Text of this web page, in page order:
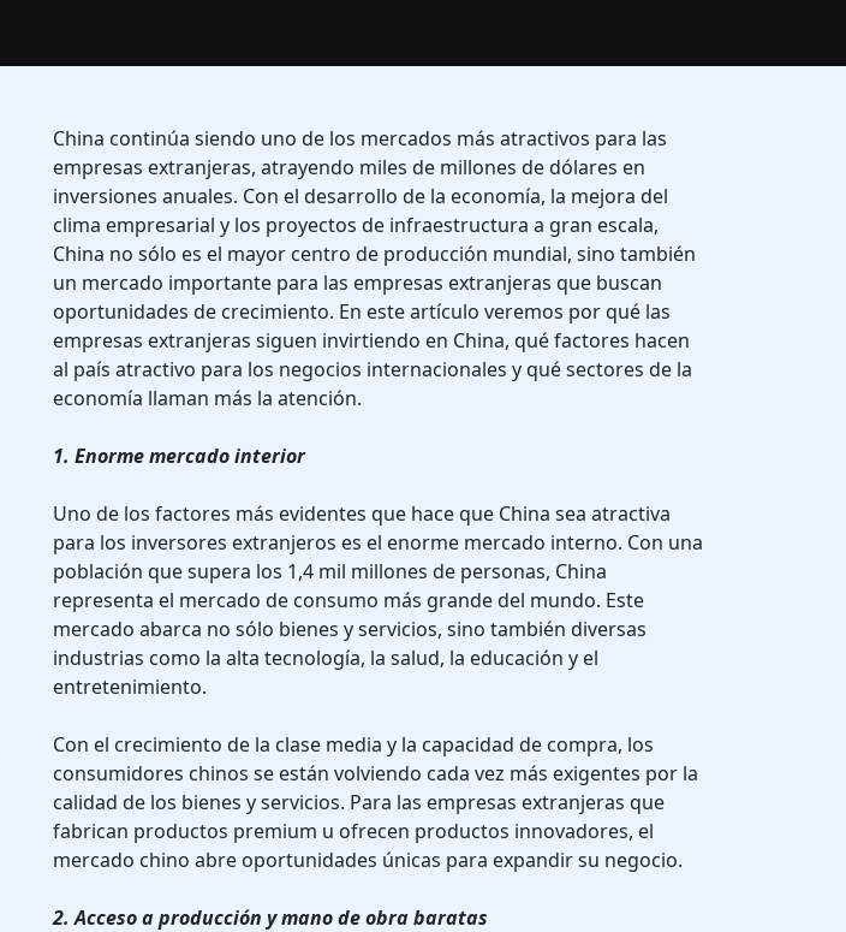
China continúa siendo uno de los mercados más atractivos para las
empresas extranjeras, atrayendo miles de millones de dólares en
inversiones anuales. Con el desarrollo de la economía, la mejora del
clima empresarial y los proyectos de infraestructura a gran escala,
China no sólo es el mayor centro de producción mundial, sino también
un mercado importante para las empresas extranjeras que buscan
oportunidades de crecimiento. En este artículo veremos por qué las
empresas extranjeras siguen invirtiendo en China, qué factores hacen
al país atractivo para los negocios internacionales y qué sectores de la
economía llaman más la atención.
1. Enorme mercado interior
Uno de los factores más evidentes que hace que China sea atractiva
para los inversores extranjeros es el enorme mercado interno. Con una
población que supera los 1,4 mil millones de personas, China
representa el mercado de consumo más grande del mundo. Este
mercado abarca no sólo bienes y servicios, sino también diversas
industrias como la alta tecnología, la salud, la educación y el
entretenimiento.
Con el crecimiento de la clase media y la capacidad de compra, los
consumidores chinos se están volviendo cada vez más exigentes por la
calidad de los bienes y servicios. Para las empresas extranjeras que
fabrican productos premium u ofrecen productos innovadores, el
mercado chino abre oportunidades únicas para expandir su negocio.
2. Acceso a producción y mano de obra baratas